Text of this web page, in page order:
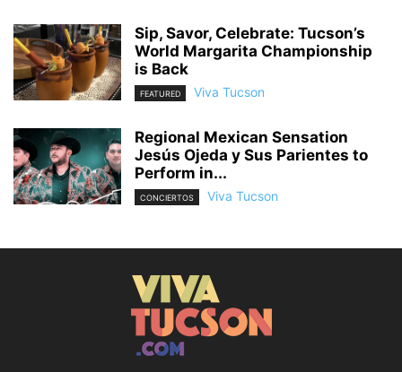
Sip, Savor, Celebrate: Tucson’s
World Margarita Championship
is Back
FEATURED Viva Tucson
Regional Mexican Sensation
Jesús Ojeda y Sus Parientes to
Perform in...
CONCIERTOS Viva Tucson